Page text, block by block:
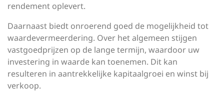
rendement oplevert.
Daarnaast biedt onroerend goed de mogelijkheid tot
waardevermeerdering. Over het algemeen stijgen
vastgoedprijzen op de lange termijn, waardoor uw
investering in waarde kan toenemen. Dit kan
resulteren in aantrekkelijke kapitaalgroei en winst bij
verkoop.